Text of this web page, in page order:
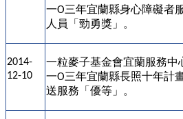
一O三年宜蘭縣身心障礙者
人員「勁勇獎」。
2014-
12-10
一粒麥子基金會宜蘭服務中
一O三年宜蘭縣長照十年計
送服務「優等」。